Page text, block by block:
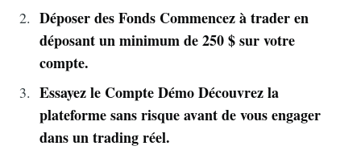
Déposer des Fonds Commencez à trader en
déposant un minimum de 250 $ sur votre
compte.
Essayez le Compte Démo Découvrez la
plateforme sans risque avant de vous engager
dans un trading réel.